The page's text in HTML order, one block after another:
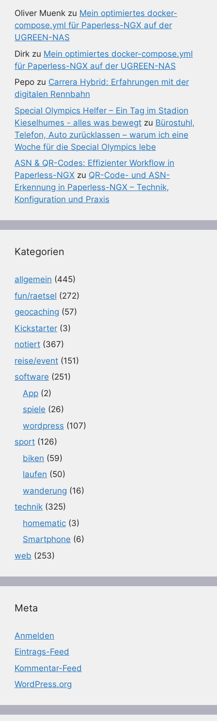
Oliver Muenk zu Mein optimiertes docker-
compose.yml für Paperless-NGX auf der
UGREEN-NAS
Dirk zu Mein optimiertes docker-compose.yml
für Paperless-NGX auf der UGREEN-NAS
Pepo zu Carrera Hybrid: Erfahrungen mit der
digitalen Rennbahn
Special Olympics Helfer – Ein Tag im Stadion
Kieselhumes - alles was bewegt zu Bürostuhl,
Telefon, Auto zurücklassen – warum ich eine
Woche für die Special Olympics lebe
ASN & QR-Codes: Effizienter Workflow in
Paperless-NGX zu QR-Code- und ASN-
Erkennung in Paperless-NGX – Technik,
Konfiguration und Praxis
Kategorien
allgemein (445)
fun/raetsel (272)
geocaching (57)
Kickstarter (3)
notiert (367)
reise/event (151)
software (251)
App (2)
spiele (26)
wordpress (107)
sport (126)
biken (59)
laufen (50)
wanderung (16)
technik (325)
homematic (3)
Smartphone (6)
web (253)
Meta
Anmelden
Eintrags-Feed
Kommentar-Feed
WordPress.org